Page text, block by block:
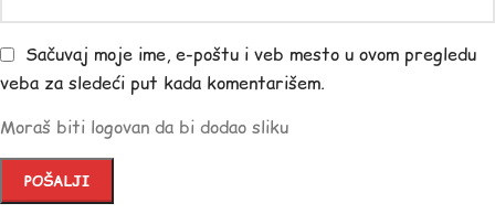
Sačuvaj moje ime, e-poštu i veb mesto u ovom pregledu
veba za sledeći put kada komentarišem.
Moraš biti logovan da bi dodao sliku